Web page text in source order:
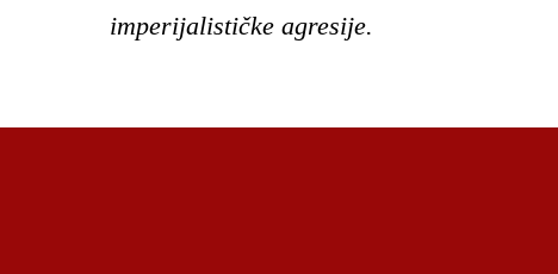
imperijalističke agresije.